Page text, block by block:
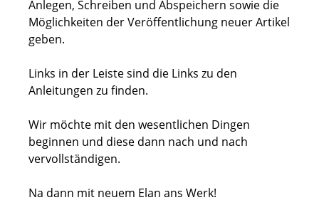
Anlegen, Schreiben und Abspeichern sowie die
Möglichkeiten der Veröffentlichung neuer Artikel
geben.
Links in der Leiste sind die Links zu den
Anleitungen zu finden.
Wir möchte mit den wesentlichen Dingen
beginnen und diese dann nach und nach
vervollständigen.
Na dann mit neuem Elan ans Werk!